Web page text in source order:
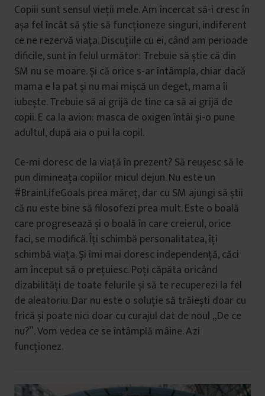
Copiii sunt sensul vieții mele. Am încercat să-i cresc în
așa fel încât să știe să funcționeze singuri, indiferent
ce ne rezervă viața. Discuțiile cu ei, când am perioade
dificile, sunt în felul următor: Trebuie să știe că din
SM nu se moare. Și că orice s-ar întâmpla, chiar dacă
mama e la pat și nu mai mișcă un deget, mama îi
iubește. Trebuie să ai grijă de tine ca să ai grijă de
copii. E ca la avion: masca de oxigen întâi și-o pune
adultul, după aia o pui la copil.
Ce-mi doresc de la viață în prezent? Să reușesc să le
pun dimineața copiilor micul dejun. Nu este un
#BrainLifeGoals prea măreț, dar cu SM ajungi să știi
că nu este bine să filosofezi prea mult. Este o boală
care progresează și o boală în care creierul, orice
faci, se modifică. Îți schimbă personalitatea, îți
schimbă viața. Și îmi mai doresc independență, căci
am început să o prețuiesc. Poți căpăta oricând
dizabilități de toate felurile și să te recuperezi la fel
de aleatoriu. Dar nu este o soluție să trăiești doar cu
frică și poate nici doar cu curajul dat de noul „De ce
nu?”. Vom vedea ce se întâmplă mâine. Azi
funcționez.